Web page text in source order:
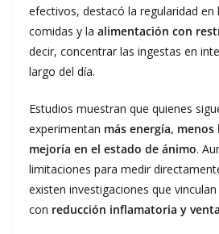
efectivos, destacó la regularidad en
comidas y la alimentación con
decir, concentrar las ingestas en
largo del día.
Estudios muestran que quienes
experimentan más energía,
mejoría en el estado de ánimo.
limitaciones para medir
existen investigaciones que
con reducción inflamatoria y